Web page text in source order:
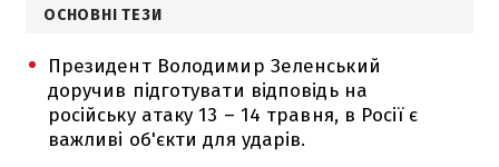
ОСНОВНІ ТЕЗИ
Президент Володимир Зеленський
доручив підготувати відповідь на
російську атаку 13 – 14 травня, в Росії є
важливі об'єкти для ударів.